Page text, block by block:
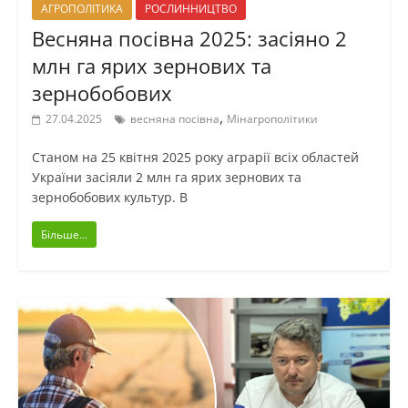
АГРОПОЛІТИКА РОСЛИННИЦТВО
Весняна посівна 2025: засіяно 2
млн га ярих зернових та
зернобобових
27.04.2025 весняна посівна, Мінагрополітики
Станом на 25 квітня 2025 року аграрії всіх областей
України засіяли 2 млн га ярих зернових та
зернобобових культур. В
Більше...